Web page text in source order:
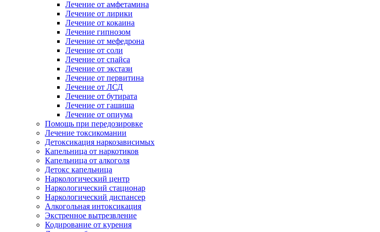
Лечение от амфетамина
Лечение от лирики
Лечение от кокаина
Лечение гипнозом
Лечение от мефедрона
Лечение от соли
Лечение от спайса
Лечение от экстази
Лечение от первитина
Лечение от ЛСД
Лечение от бутирата
Лечение от гашиша
Лечение от опиума
Помощь при передозировке
Лечение токсикомании
Детоксикация наркозависимых
Капельница от наркотиков
Капельница от алкоголя
Детокс капельница
Наркологический центр
Наркологический стационар
Наркологический диспансер
Алкогольная интоксикация
Экстренное вытрезвление
Кодирование от курения